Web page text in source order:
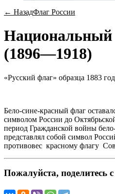
← НазадФлаг России
Национальный
(1896—1918)
«Русский флаг» образца 1883
Бело-сине-красный флаг
символом России до
период Гражданской войны
представлял собой символ
противовес красному флагу
Пожалуйста, поделитесь